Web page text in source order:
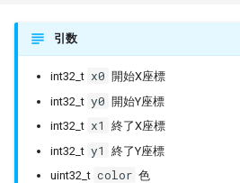
引数
int32_t x0 開始X座標
int32_t y0 開始Y座標
int32_t x1
終了X座標
int32_t y1
終了Y座標
uint32_t color 色